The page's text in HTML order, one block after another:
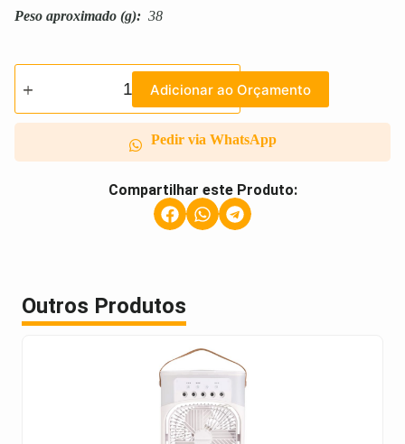
Peso aproximado (g): 38
Adicionar ao Orçamento
Pedir via WhatsApp
Compartilhar este Produto:
Outros Produtos